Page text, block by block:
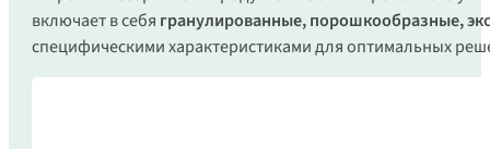
включает в себя гранулированные, порошкообразные,
специфическими характеристиками для оптимальных